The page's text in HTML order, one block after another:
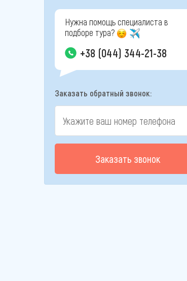
Нужна помощь специалиста в
подборе тура?
+38 (044) 344-21-38
Заказать обратный звонок:
Заказать звонок